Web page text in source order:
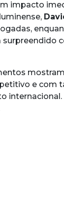
impacto
surpreendido
e com